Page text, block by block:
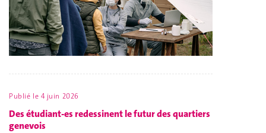
Publié le 4 juin 2026
Des étudiant-es redessinent le futur des quartiers
genevois